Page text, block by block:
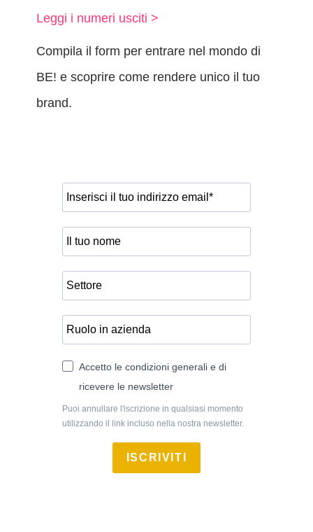
Leggi i numeri usciti >
Compila il form per entrare nel mondo di
BE! e scoprire come rendere unico il tuo
brand.
Accetto le condizioni generali e di
ricevere le newsletter
Puoi annullare l'iscrizione in qualsiasi momento
utilizzando il link incluso nella nostra newsletter.
ISCRIVITI